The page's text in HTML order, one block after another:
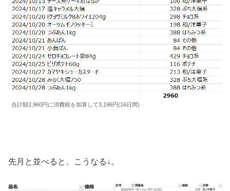
合計額2,960円に消費税を加算して3,196円(16日間)
先月と並べると、こうなる↓。